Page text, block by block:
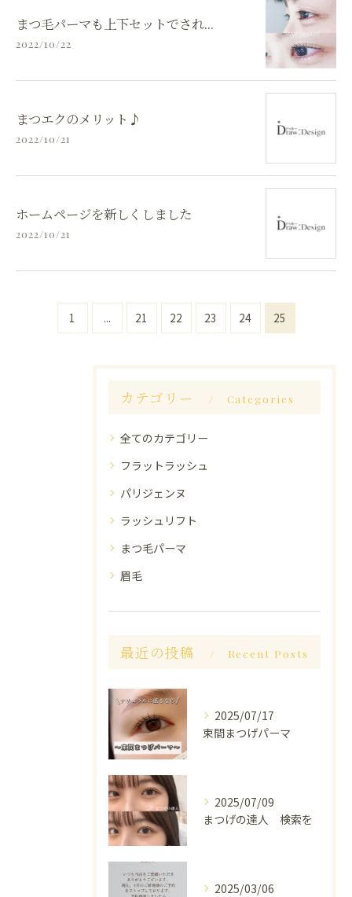
まつ毛パーマも上下セットでされ...
2022/10/22
まつエクのメリット♪
2022/10/21
ホームページを新しくしました
2022/10/21
1 ... 21 22 23 24 25
カテゴリー Categories
全てのカテゴリー
フラットラッシュ
パリジェンヌ
ラッシュリフト
まつ毛パーマ
眉毛
最近の投稿 Recent Posts
2025/07/17
束間まつげパーマ
2025/07/09
まつげの達人 検索を
2025/03/06